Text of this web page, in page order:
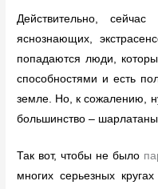
Действительно,
яснознающих,
попадаются люди,
способностями и есть
земле. Но, к сожалению,
большинство – шарлатаны.
Так вот, чтобы не было
многих серьезных